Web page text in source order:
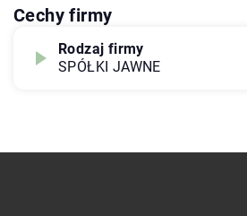
Cechy firmy
Rodzaj firmy
SPÓŁKI JAWNE